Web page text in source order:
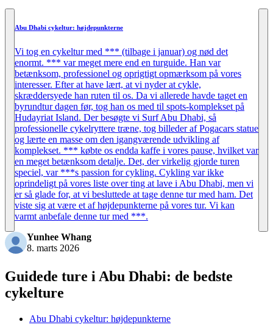
Abu Dhabi cykeltur: højdepunkterne
Vi tog en cykeltur med *** (tilbage i januar) og nød det
enormt. *** var meget mere end en turguide. Han var
betænksom, professionel og oprigtigt opmærksom på vores
interesser. Efter at have lært, at vi nyder at cykle,
skræddersyede han ruten til os. Da vi allerede havde taget en
byrundtur dagen før, tog han os med til spots-komplekset på
Hudayriat Island. Der besøgte vi Surf Abu Dhabi, så
professionelle cykelryttere træne, tog billeder af Pogacars statue
og lærte en masse om den igangværende udvikling af
komplekset. *** købte os endda kaffe i vores pause, hvilket var
en meget betænksom detalje. Det, der virkelig gjorde turen
speciel, var ***s passion for cykling. Cykling var ikke
oprindeligt på vores liste over ting at lave i Abu Dhabi, men vi
er så glade for, at vi besluttede at tage denne tur med ham. Det
viste sig at være et af højdepunkterne på vores tur. Vi kan
varmt anbefale denne tur med ***.
Yunhee Whang
8. marts 2026
Guidede ture i Abu Dhabi: de bedste
cykelture
Abu Dhabi cykeltur: højdepunkterne